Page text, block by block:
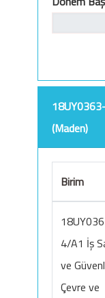
(Maden)
Birim
4/A1 İş
ve
Çevre ve